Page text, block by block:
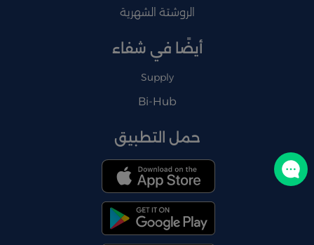
الروشتة الشهرية
أيضًا في شفاء
Supply
Bi-Hub
حمل التطبيق
تواصل معنا